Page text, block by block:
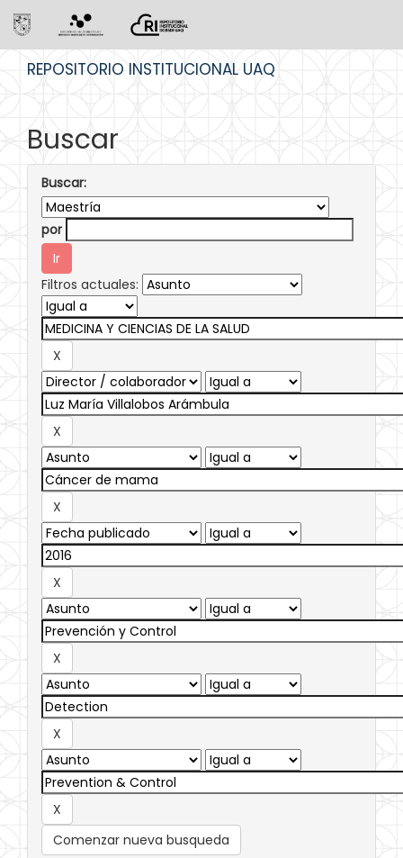
REPOSITORIO INSTITUCIONAL UAQ
Buscar
Buscar:
por
Filtros actuales:
Comenzar nueva busqueda